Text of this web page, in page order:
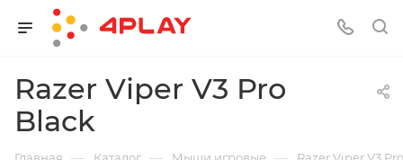
Razer Viper V3 Pro
Black